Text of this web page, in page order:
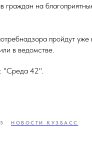
граждан на
пройдут
в ведомстве.
"Среда 42".
НОВОСТИ КУЗБАСС